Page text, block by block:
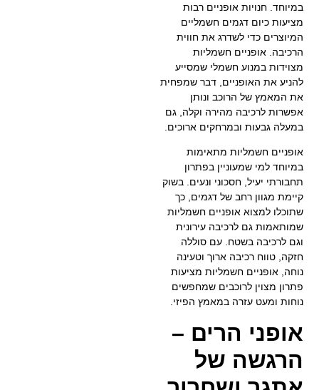
במיוחד. חנויות אופניים רבות
מציעות כיום דגמים חשמליים
המיוצרים כדי לשדרג את חווית
הרכיבה. אופניים חשמליות
מצוידות במנוע חשמלי שמסייע
להניע את האופניים, דבר שמפחית
את המאמץ של הרוכב ונותן
אפשרות לרכיבה מהירה וקלה, גם
במעלה גבעות ובמרחקים ארוכים.
אופניים חשמליות מתאימות
במיוחד למי שמעוניין בפתרון
תחבורתי יעיל, חסכוני ונעים. בשוק
קיימת מגוון רחב של דגמים, כך
שתוכלו למצוא אופניים חשמליות
שמותאמות גם לרכיבה עירונית
וגם לרכיבה בשטח. עם סוללה
חזקה, טווח רכיבה ארוך וטעינה
נוחה, אופניים חשמליות מציעות
פתרון מצוין לרוכבים שמחפשים
נוחות ומעט עזרה במאמץ הפיזי.
אופני הרים –
הרגשה של